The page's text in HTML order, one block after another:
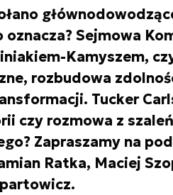
oznacza? Sejmowa
Kamyszem,
rozbudowa
Tucker
czy rozmowa z
Zapraszamy na
Ratka, Maciej